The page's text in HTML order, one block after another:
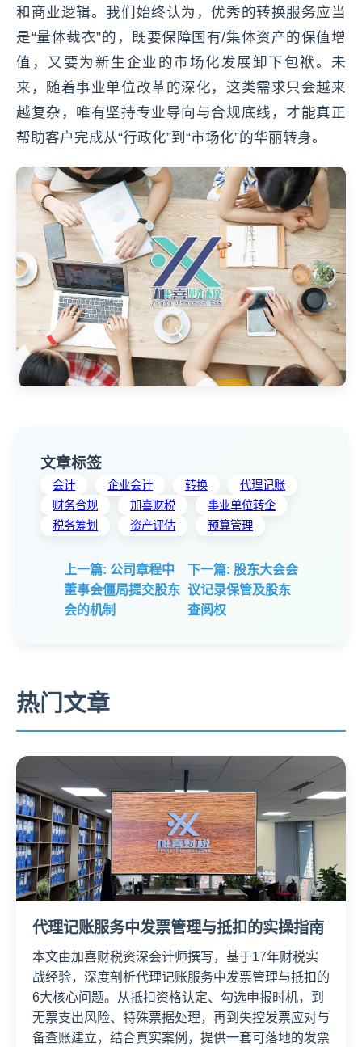
和商业逻辑。我们始终认为，优秀的转换服务应当
是“量体裁衣”的，既要保障国有/集体资产的保值增
值，又要为新生企业的市场化发展卸下包袱。未
来，随着事业单位改革的深化，这类需求只会越来
越复杂，唯有坚持专业导向与合规底线，才能真正
帮助客户完成从“行政化”到“市场化”的华丽转身。
文章标签
会计 企业会计 转换
代理记账
财务合规
加喜财税
事业单位转企
税务筹划
资产评估 预算管理
上一篇: 公司章程中
董事会僵局提交股东
会的机制
下一篇: 股东大会会
议记录保管及股东
查阅权
热门文章
代理记账服务中发票管理与抵扣的实操指南
本文由加喜财税资深会计师撰写，基于17年财税实
战经验，深度剖析代理记账服务中发票管理与抵扣的
6大核心问题。从抵扣资格认定、勾选申报时机，到
无票支出风险、特殊票据处理，再到失控发票应对与
备查账建立，结合真实案例，提供一套可落地的发票